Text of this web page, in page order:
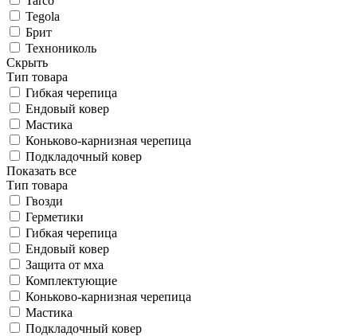
Tegola
Брит
Технониколь
Скрыть
Тип товара
Гибкая черепица
Ендовый ковер
Мастика
Коньково-карнизная черепица
Подкладочный ковер
Показать все
Тип товара
Гвозди
Герметики
Гибкая черепица
Ендовый ковер
Защита от мха
Комплектующие
Коньково-карнизная черепица
Мастика
Подкладочный ковер